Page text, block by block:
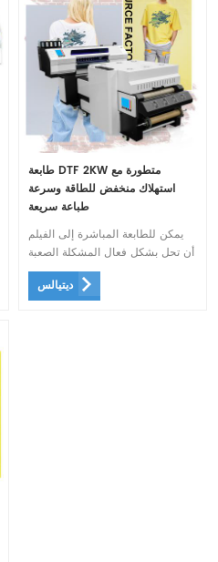
طابعة DTF 2KW متطورة مع
استهلاك منخفض للطاقة وسرعة
طباعة سريعة
يمكن للطابعة المباشرة إلى الفيلم
أن تحل بشكل فعال المشكلة الصعبة
المتمثلة في طباعة أقمشة الطباعة
المباشرة
ديتيالس